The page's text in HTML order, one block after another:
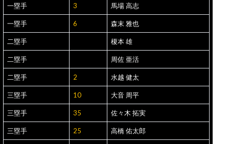
一塁手 3 馬場 高志
一塁手 6 森末 雅也
二塁手 榎本 雄
二塁手 周佐 亜活
二塁手 2 水越 健太
三塁手 10 大音 周平
三塁手 35 佐々木 拓実
三塁手 25 高橋 佑太郎